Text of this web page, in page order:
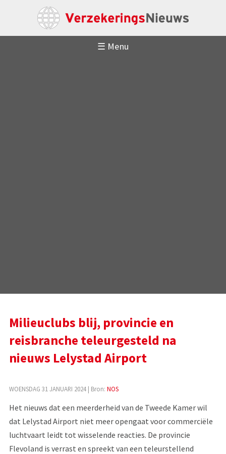
☰ Menu
Milieuclubs blij, provincie en
reisbranche teleurgesteld na
nieuws Lelystad Airport
WOENSDAG 31 JANUARI 2024| Bron: NOS
Het nieuws dat een meerderheid van de Tweede Kamer wil
dat Lelystad Airport niet meer opengaat voor commerciële
luchtvaart leidt tot wisselende reacties. De provincie
Flevoland is verrast en spreekt van een teleurstellend